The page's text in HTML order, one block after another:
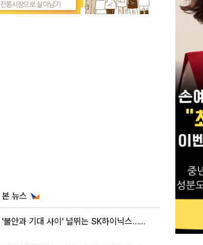
뉴스
'불안과 기대 사이' 널뛰는 SK하이닉스…증권가 "HBM4·LTA 기반 펀터멘털 견고"